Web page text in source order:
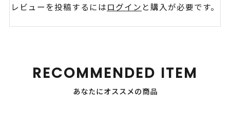
レビューを投稿するにはログイン と購入が必要です。
RECOMMENDED ITEM
あなたにオススメの商品